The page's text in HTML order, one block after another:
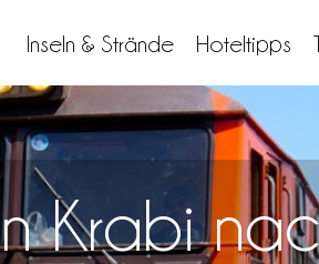
Hoteltipps
Inseln & Strände
Krabi